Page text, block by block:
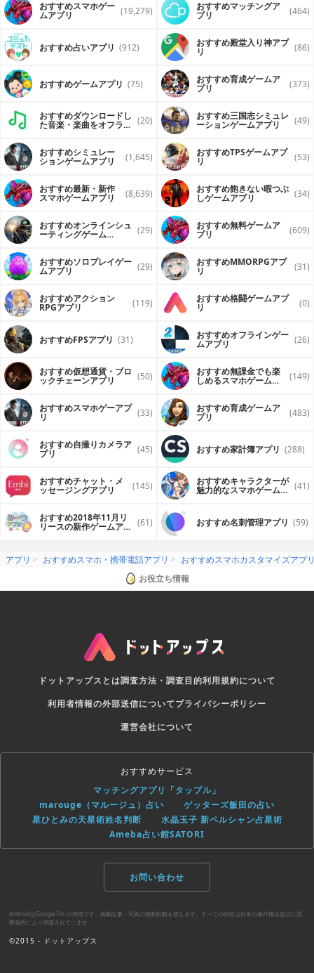
おすすめスマホゲー
ムアプリ (19,279) おすすめマッチングア
プリ (464)
おすすめ占いアプリ (912) おすすめ殿堂入り神アプ
リ (86)
おすすめゲームアプリ (75) おすすめ育成ゲームア
プリ (373)
おすすめダウンロードし
た音楽・楽曲をオフライ (20) おすすめ三国志シミュレ
ーションゲームアプリ (49)
おすすめシミュレー
ションゲームアプリ (1,645) おすすめTPSゲームアプ
リ (53)
おすすめ最新・新作
スマホゲームアプリ (8,639) おすすめ飽きない暇つぶ
しゲームアプリ (34)
おすすめオンラインシュ
ーティングゲーム (29) おすすめ無料ゲームア
プリ (609)
おすすめソロプレイゲー
ムアプリ (29) おすすめ MMORPGアプ
リ (31)
おすすめアクション
RPGアプリ (119) おすすめ格闘ゲームアプ
リ (0)
おすすめFPSアプリ (31) おすすめオフラインゲー
ムアプリ (26)
おすすめ仮想通貨・ブロ
ックチェーンアプリ (50) おすすめ無課金でも楽
しめるスマホゲームア (149)
おすすめスマホゲーアプ
リ (33) おすすめ育成ゲームア
プリ (483)
おすすめ自撮りカメラア
プリ (45) おすすめ家計簿アプリ (288)
おすすめチャット・メ
ッセージングアプリ (145) おすすめキャラクターが
魅力的なスマホゲームア (41)
おすすめ2018年11月リ
リースの新作ゲームアプ (61) おすすめ名刺管理アプリ (59)
アプリ おすすめスマホ・携帯電話アプリ
おすすめスマホカスタマイズアプ
お役立ち情報
ドットアップスとは調査方法・調査目的利用規約について
利用者情報の外部送信についてプライバシーポリシー
運営会社について
おすすめサービス
マッチングアプリ「タップル」
marouge（マルージュ）占い
ゲッターズ飯田の占い
星ひとみの天星術姓名判断
水晶玉子 新ペルシャン占星術
Ameba占い館SATORI
お問い合わせ
AndroidはGoogle Inc.の商標です。掲載記事・写真の無断転載を禁じます。すべての内容は日本の著作権法並びに国
際条約により保護されています。
©2015 - ドットアップス